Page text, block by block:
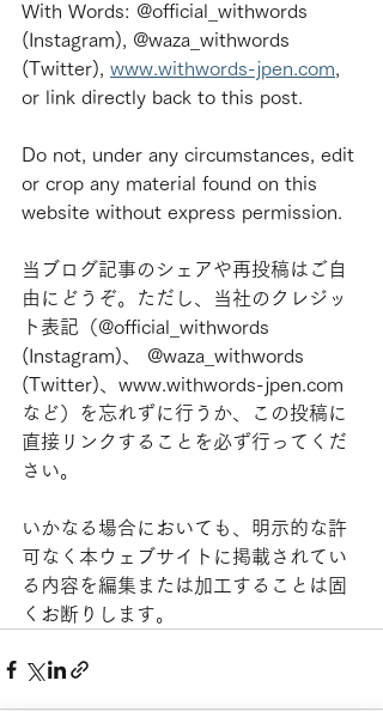
With Words: @official_withwords
(Instagram), @waza_withwords
(Twitter), www.withwords-jpen.com
or link directly back to this post.
Do not, under any circumstances, edit
or crop any material found on this
website without express permission.
当ブログ記事のシェアや再投稿はご自
由にどうぞ。ただし、当社のクレジッ
ト表記（@official_withwords
(Instagram)、 @waza_withwords
(Twitter)、www.withwords-jpen.com
など）を忘れずに行うか、この投稿に
直接リンクすることを必ず行ってくだ
さい。
いかなる場合においても、明示的な許
可なく本ウェブサイトに掲載されてい
る内容を編集または加工することは固
くお断りします。